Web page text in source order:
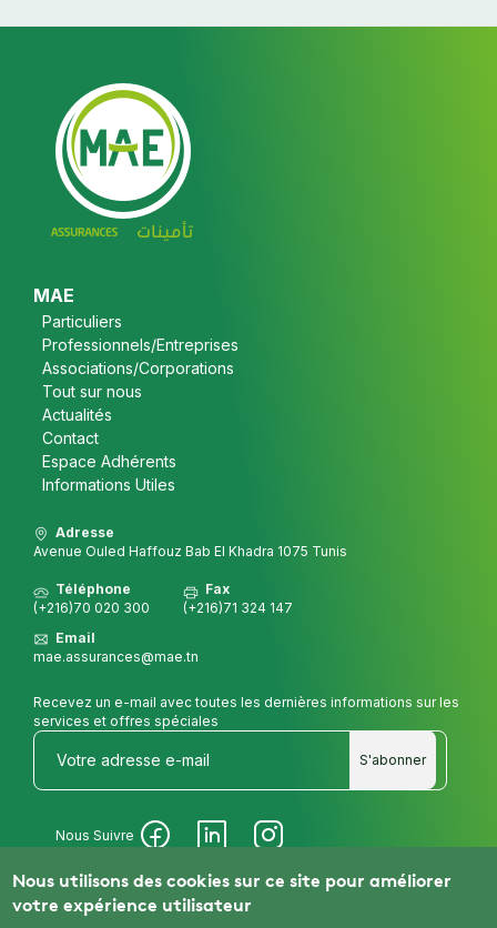
Footer
MAE
Particuliers
Professionnels/Entreprises
Associations/Corporations
Tout sur nous
Actualités
Contact
Espace Adhérents
Informations Utiles
Adresse
Avenue Ouled Haffouz Bab El Khadra 1075 Tunis
Téléphone
(+216)70 020 300
Fax
(+216)71 324 147
Email
mae.assurances@mae.tn
Recevez un e-mail avec toutes les dernières informations sur les
services et offres spéciales
S'abonner
Nous Suivre
Nous utilisons des cookies sur ce site pour améliorer
votre expérience utilisateur